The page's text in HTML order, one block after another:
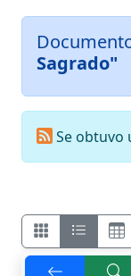
Sagrado"
Se obtuvo